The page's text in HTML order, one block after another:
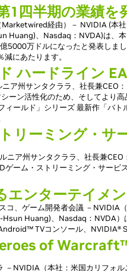
1四半期の業績を
経由）－ NVIDIA (本
Huang)、Nasdaq：NVDA)は、
5000万ドルになったと発表しま
にあたります。
ハードライン
ア州サンタクララ、社長兼CEO
ーン活性化のため、そしてより
ールド」シリーズ 最新作「バ
リーミング・サ
ア州サンタクララ、社長兼
ーム・ストリーミング・サービ
エンターテイメ
、ゲーム開発者会議 －NVIDIA
Huang)、Nasdaq：NVDA）
TVコンソール、NVIDIA®
of
NVIDIA（本社：米国カリフォ